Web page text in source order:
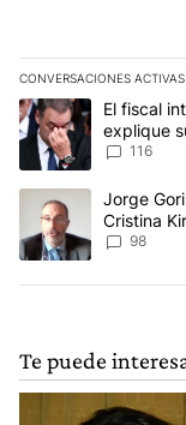
CONVERSACIONES ACTIVAS
Este listado muestra
Un artículo deEl fiscal
explique
116
Un artículo de
Jorge
Cristina
cometer
98